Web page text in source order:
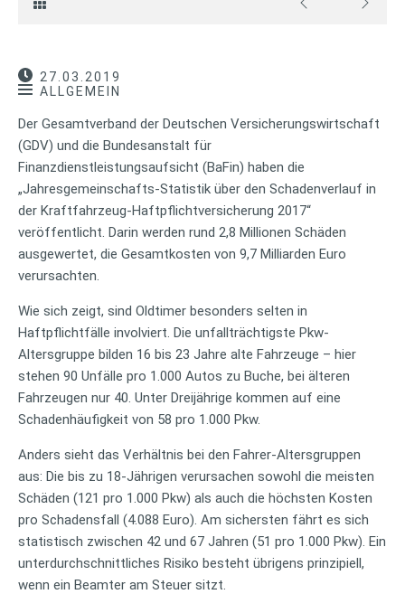
27.03.2019
ALLGEMEIN
Der Gesamtverband der Deutschen Versicherungswirtschaft
(GDV) und die Bundesanstalt für
Finanzdienstleistungsaufsicht (BaFin) haben die
„Jahresgemeinschafts-Statistik über den Schadenverlauf in
der Kraftfahrzeug-Haftpflichtversicherung 2017“
veröffentlicht. Darin werden rund 2,8 Millionen Schäden
ausgewertet, die Gesamtkosten von 9,7 Milliarden Euro
verursachten.
Wie sich zeigt, sind Oldtimer besonders selten in
Haftpflichtfälle involviert. Die unfallträchtigste Pkw-
Altersgruppe bilden 16 bis 23 Jahre alte Fahrzeuge – hier
stehen 90 Unfälle pro 1.000 Autos zu Buche, bei älteren
Fahrzeugen nur 40. Unter Dreijährige kommen auf eine
Schadenhäufigkeit von 58 pro 1.000 Pkw.
Anders sieht das Verhältnis bei den Fahrer-Altersgruppen
aus: Die bis zu 18-Jährigen verursachen sowohl die meisten
Schäden (121 pro 1.000 Pkw) als auch die höchsten Kosten
pro Schadensfall (4.088 Euro). Am sichersten fährt es sich
statistisch zwischen 42 und 67 Jahren (51 pro 1.000 Pkw). Ein
unterdurchschnittliches Risiko besteht übrigens prinzipiell,
wenn ein Beamter am Steuer sitzt.